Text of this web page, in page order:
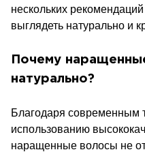
нескольких
выглядеть натурально и
Почему
натурально?
Благодаря современным
использованию
наращенные волосы не